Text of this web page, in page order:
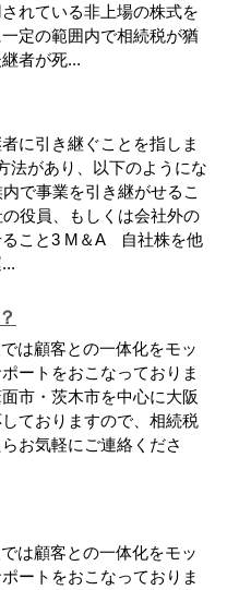
れている非上場の株式を
定の範囲内で相続税が猶
者が死...
に引き継ぐことを指しま
法があり、以下のようにな
で事業を引き継がせるこ
役員、もしくは会社外の
ること3 M＆A 自社株を他
は顧客との一体化をモッ
ートをおこなっておりま
市・茨木市を中心に大阪
ておりますので、相続税
お気軽にご連絡くださ
は顧客との一体化をモッ
ートをおこなっておりま